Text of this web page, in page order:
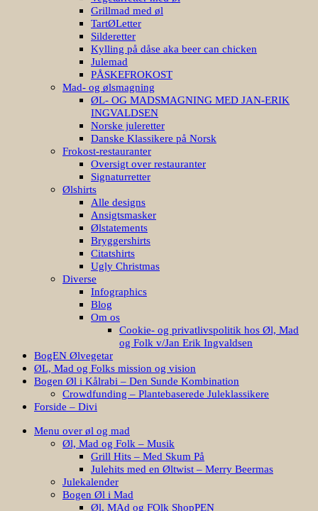
Grillmad med øl
TartØLetter
Silderetter
Kylling på dåse aka beer can chicken
Julemad
PÅSKEFROKOST
Mad- og ølsmagning
ØL- OG MADSMAGNING MED JAN-ERIK
INGVALDSEN
Norske juleretter
Danske Klassikere på Norsk
Frokost-restauranter
Oversigt over restauranter
Signaturretter
Ølshirts
Alle designs
Ansigtsmasker
Ølstatements
Bryggershirts
Citatshirts
Ugly Christmas
Diverse
Infographics
Blog
Om os
Cookie- og privatlivspolitik hos Øl, Mad
og Folk v/Jan Erik Ingvaldsen
BogEN Ølvegetar
ØL, Mad og Folks mission og vision
Bogen Øl i Kålrabi – Den Sunde Kombination
Crowdfunding – Plantebaserede Juleklassikere
Forside – Divi
Menu over øl og mad
Øl, Mad og Folk – Musik
Grill Hits – Med Skum På
Julehits med en Øltwist – Merry Beermas
Julekalender
Bogen Øl i Mad
Øl, MAd og FOlk ShopPEN